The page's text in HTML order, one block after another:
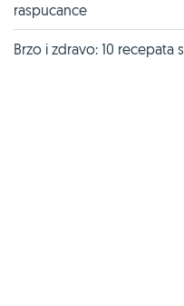
raspucance
Brzo i zdravo: 10